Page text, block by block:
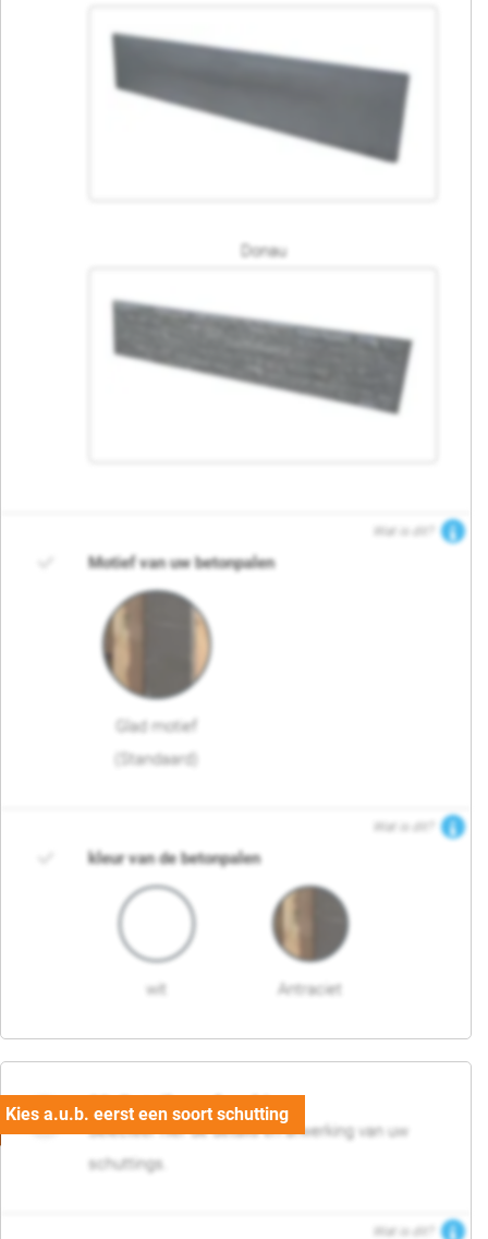
Donau
Wat is dit?
Motief van uw betonpalen
Glad motief
(Standaard)
Wat is dit?
kleur van de betonpalen
wit Antraciet
03. Detail en afwerking
Selecteer hier de details en afwerking van uw
schuttings.
Wat is dit?